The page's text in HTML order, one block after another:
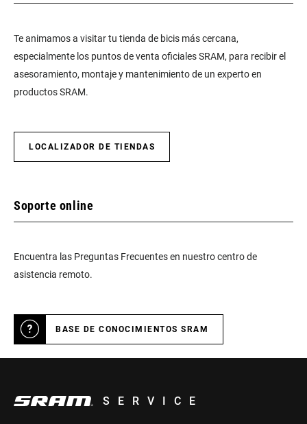
Te animamos a visitar tu tienda de bicis más cercana,
especialmente los puntos de venta oficiales SRAM, para recibir el
asesoramiento, montaje y mantenimiento de un experto en
productos SRAM.
LOCALIZADOR DE TIENDAS
Soporte online
Encuentra las Preguntas Frecuentes en nuestro centro de
asistencia remoto.
BASE DE CONOCIMIENTOS SRAM
SERVICE